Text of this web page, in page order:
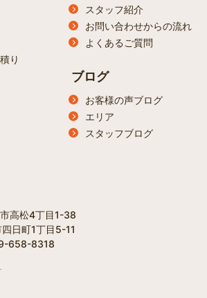
り
スタッフ紹介
お問い合わせからの流れ
よくあるご質問
ブログ
お客様の声ブログ
エリア
スタッフブログ
高松4丁目1-38​
日町1丁目5-11
658-8318